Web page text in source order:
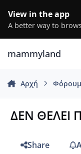
View in the app
A better way to
mammyland
Αρχή Φόρουμ
ΔΕΝ ΘΕΛΕΙ
Share